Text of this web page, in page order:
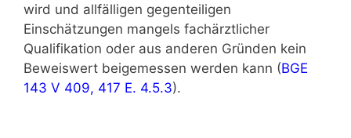
wird und allfälligen gegenteiligen
Einschätzungen mangels fachärztlicher
Qualifikation oder aus anderen Gründen kein
Beweiswert beigemessen werden kann (BGE
143 V 409, 417 E. 4.5.3).